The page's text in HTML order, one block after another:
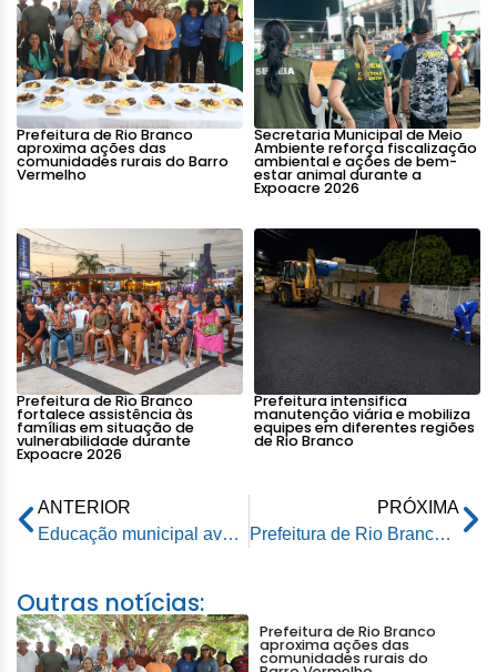
Prefeitura de Rio Branco
aproxima ações das
comunidades rurais do Barro
Vermelho
Secretaria Municipal de Meio
Ambiente reforça fiscalização
ambiental e ações de bem-
estar animal durante a
Expoacre 2026
Prefeitura de Rio Branco
fortalece assistência às
famílias em situação de
vulnerabilidade durante
Expoacre 2026
Prefeitura intensifica
manutenção viária e mobiliza
equipes em diferentes regiões
de Rio Branco
ANTERIOR
Educação municipal avança com reformas em unidades de ensino da Cidade Nova
PRÓXIMA
Prefeitura de Rio Branco mantém unidades de referência abertas durante ponto facultativo desta segunda-feira (29)
Outras notícias:
Prefeitura de Rio Branco
aproxima ações das
comunidades rurais do